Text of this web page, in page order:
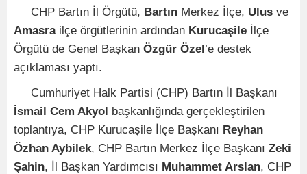
CHP Bartın İl Örgütü, Bartın Merkez İlçe, Ulus ve
Amasrailçe örgütlerinin ardından Kurucaşile İlçe
Örgütü de Genel Başkan Özgür Özel’e destek
açıklaması yaptı.
Cumhuriyet Halk Partisi (CHP) Bartın İl Başkanı
İsmail Cem Akyol başkanlığında gerçekleştirilen
toplantıya, CHP Kurucaşile İlçe Başkanı Reyhan
Özhan Aybilek, CHP Bartın Merkez İlçe Başkanı Zeki
Şahin, İl Başkan Yardımcısı Muhammet Arslan, CHP